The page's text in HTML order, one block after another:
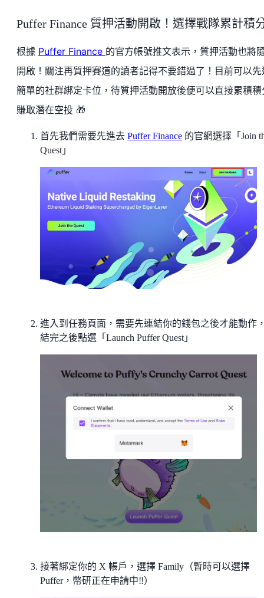
Puffer Finance 質押活動開啟！選擇戰隊累計積
根據 Puffer Finance 的官方帳號推文表示，質押活動也將
開啟！關注再質押賽道的讀者記得不要錯過了！目前可以先
簡單的社群綁定卡位，待質押活動開放後便可以直接累積積
賺取潛在空投 🎁
首先我們需要先進去 Puffer Finance 的官網選擇「Join
Quest」
進入到任務頁面，需要先連結你的錢包之後才能動作
結完之後點選「Launch Puffer Quest」
接著綁定你的 X 帳戶，選擇 Family（暫時可以選擇
Puffer，幣研正在申請中‼️）